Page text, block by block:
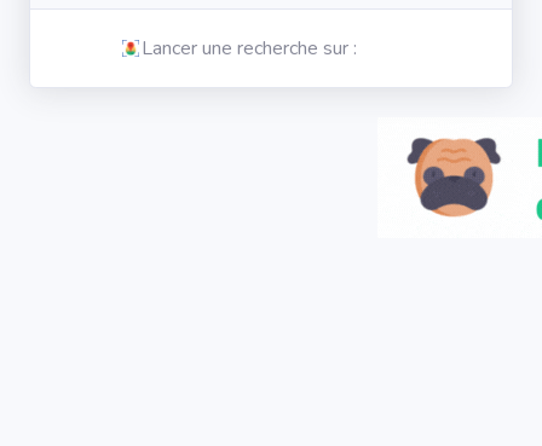
Lancer une recherche sur :